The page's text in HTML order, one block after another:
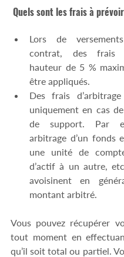
Quels sont les frais à prévoir
Lors de
contrat, des frais
hauteur de 5 %
être appliqués.
Des frais d’arbitrage
uniquement en cas
de support. Par
arbitrage d’un fonds
une unité de
d’actif à un autre,
avoisinent en
montant arbitré.
Vous pouvez récupérer
tout moment en
qu’il soit total ou partiel.